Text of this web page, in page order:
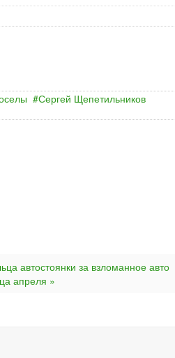
Сергей Щепетильников
автостоянки за взломанное авто
апреля »